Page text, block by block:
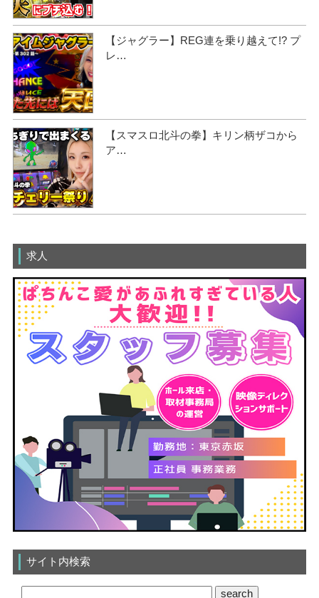
【ジャグラー】REG連を乗り越えて!? プ
レ…
【スマスロ北斗の拳】キリン柄ザコから
ア…
求人
サイト内検索